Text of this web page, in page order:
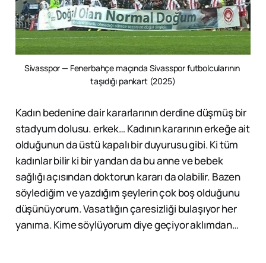
Sivasspor — Fenerbahçe maçında Sivasspor futbolcularının
taşıdığı pankart (2025)
Kadın bedenine dair kararlarının derdine düşmüş bir
stadyum dolusu. erkek… Kadının kararının erkeğe ait
olduğunun da üstü kapalı bir duyurusu gibi. Ki tüm
kadınlar bilir ki bir yandan da bu anne ve bebek
sağlığı açısından doktorun kararı da olabilir. Bazen
söylediğim ve yazdığım şeylerin çok boş olduğunu
düşünüyorum. Vasatlığın çaresizliği bulaşıyor her
yanıma. Kime söylüyorum diye geçiyor aklımdan…